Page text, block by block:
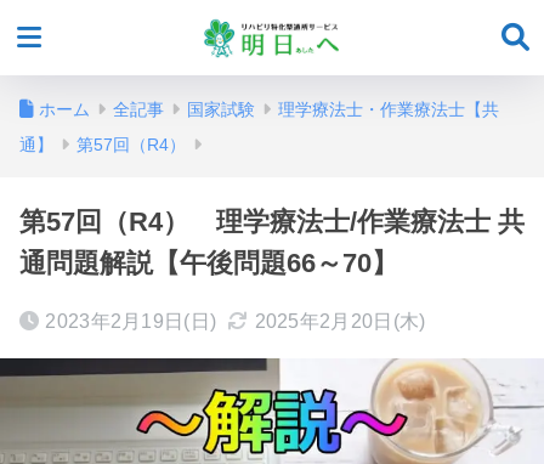
ホーム 全記事 国家試験
理学療法士・作業療法士【共
通】
第57回（R4）
第57回（R4） 理学療法士/作業療法士 共
通問題解説【午後問題66～70】
2023年2月19日(日) 2025年2月20日(木)